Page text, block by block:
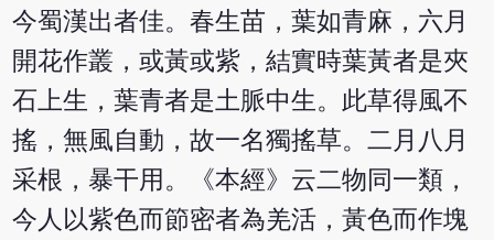
今蜀漢出者佳。春生苗，葉如青麻，六月
開花作叢，或黃或紫，結實時葉黃者是夾
石上生，葉青者是土脈中生。此草得風不
搖，無風自動，故一名獨搖草。二月八月
采根，暴干用。《本經》云二物同一類，
今人以紫色而節密者為羌活，黃色而作塊